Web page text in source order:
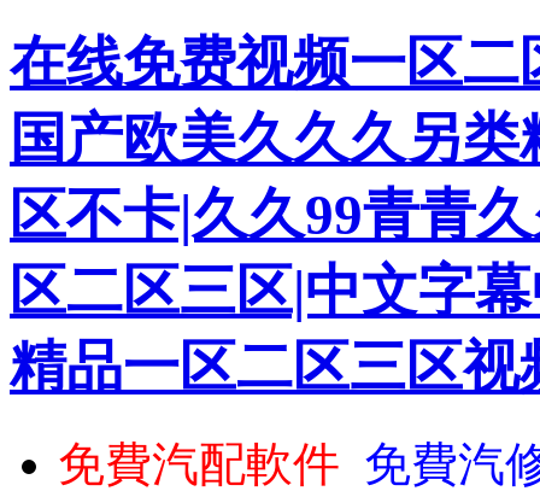
在线免费视频一区
国产欧美久久久另
区不卡|久久99青青
区二区三区|中文字
精品一区二区三区视
免費汽配軟件 免費汽